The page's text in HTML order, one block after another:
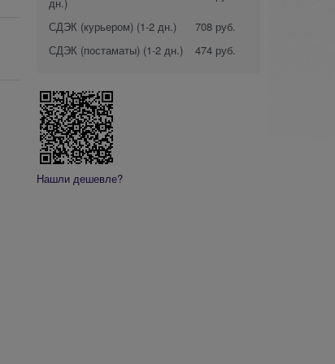
СДЭК (курьером) (1-2 дн.)
708 руб.
СДЭК (постаматы) (1-2 дн.) 474 руб.
Нашли дешевле?